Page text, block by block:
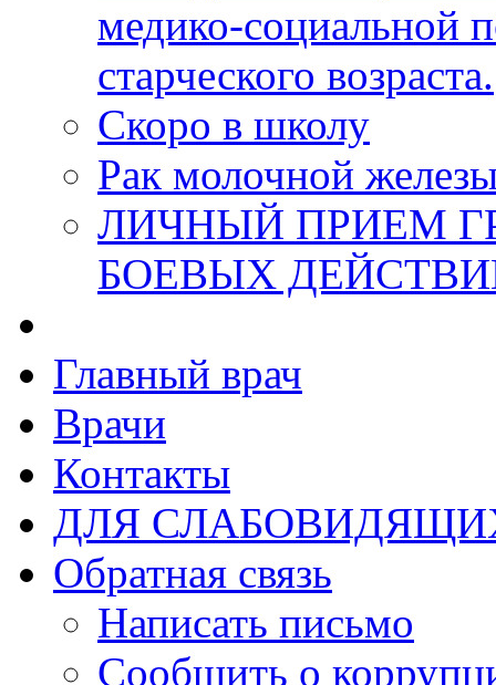
медико-социальной
старческого возраста.
Скоро в школу
Рак молочной
ЛИЧНЫЙ ПРИЕМ
БОЕВЫХ
Главный врач
Врачи
Контакты
ДЛЯ
Обратная связь
Написать письмо
Сообщить о